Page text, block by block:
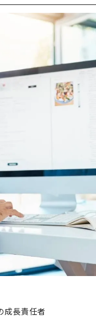
成長責任者